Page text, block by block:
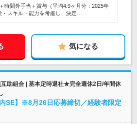
時間外手当＋賞与（平均4.9ヶ月分：2025年
スキル・能力を考慮し、決定…
気になる
助組合 | 基本定時退社★完全週休2日/年間休
SE】※8月26日応募締切／経験者限定